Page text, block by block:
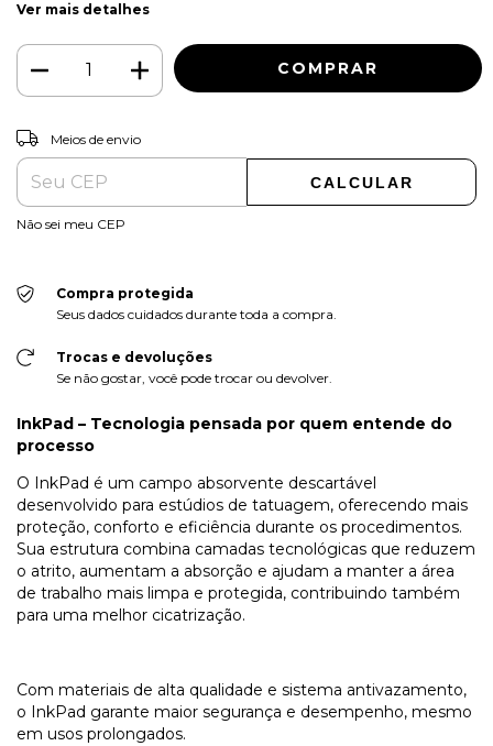
Ver mais detalhes
Entregas para o CEP:
Meios de envio
CALCULAR
Não sei meu CEP
Compra protegida
Seus dados cuidados durante toda a compra.
Trocas e devoluções
Se não gostar, você pode trocar ou devolver.
InkPad – Tecnologia pensada por quem entende do
processo
O InkPad é um campo absorvente descartável
desenvolvido para estúdios de tatuagem, oferecendo mais
proteção, conforto e eficiência durante os procedimentos.
Sua estrutura combina camadas tecnológicas que reduzem
o atrito, aumentam a absorção e ajudam a manter a área
de trabalho mais limpa e protegida, contribuindo também
para uma melhor cicatrização.
Com materiais de alta qualidade e sistema antivazamento,
o InkPad garante maior segurança e desempenho, mesmo
em usos prolongados.